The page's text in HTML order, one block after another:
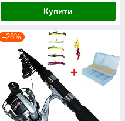
Купити
–28%